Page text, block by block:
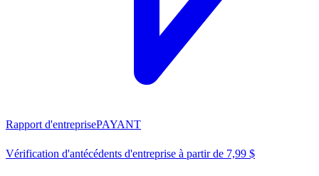
Rapport d'entreprisePAYANT
Vérification d'antécédents d'entreprise à partir de 7,99 $